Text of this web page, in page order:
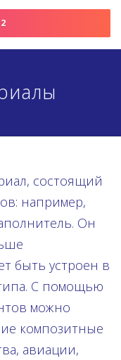
состоящий
например,
Он
быть устроен в
С помощью
можно
композитные
авиации,